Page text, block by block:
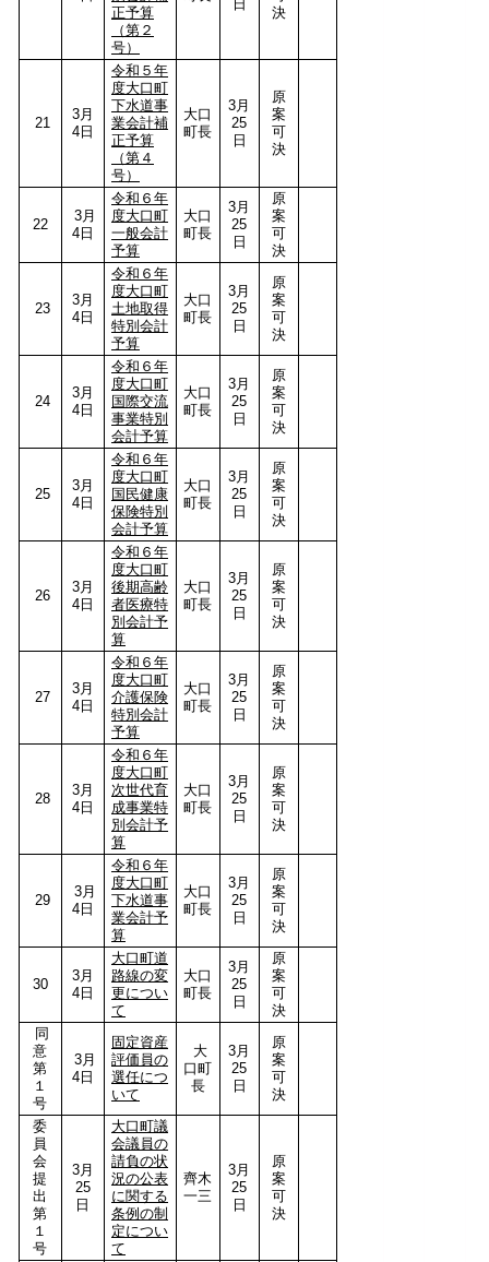
正予算
（第２
号）
日
決
21
3月
4日
令和５年
度大口町
下水道事
業会計補
正予算
（第４
号）
大口
町長
3月
25
日
原
案
可
決
22
3月
4日
令和６年
度大口町
一般会計
予算
大口
町長
3月
25
日
原
案
可
決
23
3月
4日
令和６年
度大口町
土地取得
特別会計
予算
大口
町長
3月
25
日
原
案
可
決
24
3月
4日
令和６年
度大口町
国際交流
事業特別
会計予算
大口
町長
3月
25
日
原
案
可
決
25
3月
4日
令和６年
度大口町
国民健康
保険特別
会計予算
大口
町長
3月
25
日
原
案
可
決
26
3月
4日
令和６年
度大口町
後期高齢
者医療特
別会計予
算
大口
町長
3月
25
日
原
案
可
決
27
3月
4日
令和６年
度大口町
介護保険
特別会計
予算
大口
町長
3月
25
日
原
案
可
決
28
3月
4日
令和６年
度大口町
次世代育
成事業特
別会計予
算
大口
町長
3月
25
日
原
案
可
決
29
3月
4日
令和６年
度大口町
下水道事
業会計予
算
大口
町長
3月
25
日
原
案
可
決
30
3月
4日
大口町道
路線の変
更につい
て
大口
町長
3月
25
日
原
案
可
決
同
意
第
１
号
3月
4日
固定資産
評価員の
選任につ
いて
大
口町
長
3月
25
日
原
案
可
決
委
員
会
提
出
第
１
号
3月
25
日
大口町議
会議員の
請負の状
況の公表
に関する
条例の制
定につい
て
齊木
一三
3月
25
日
原
案
可
決